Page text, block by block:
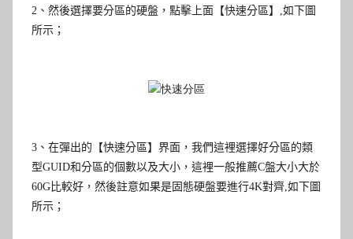
2 、然後選擇要分區的硬盤，點擊上面【快速分區 】 ,如下圖
所示；
3 、在彈出的【快速分區 】界面，我們這裡選擇好分區的類
型GUID和分區的個數以及大小，這裡一般推薦C盤大小大於
60G比較好，然後註意如果是固態硬盤要進行4K對齊 ,如下圖
所示；